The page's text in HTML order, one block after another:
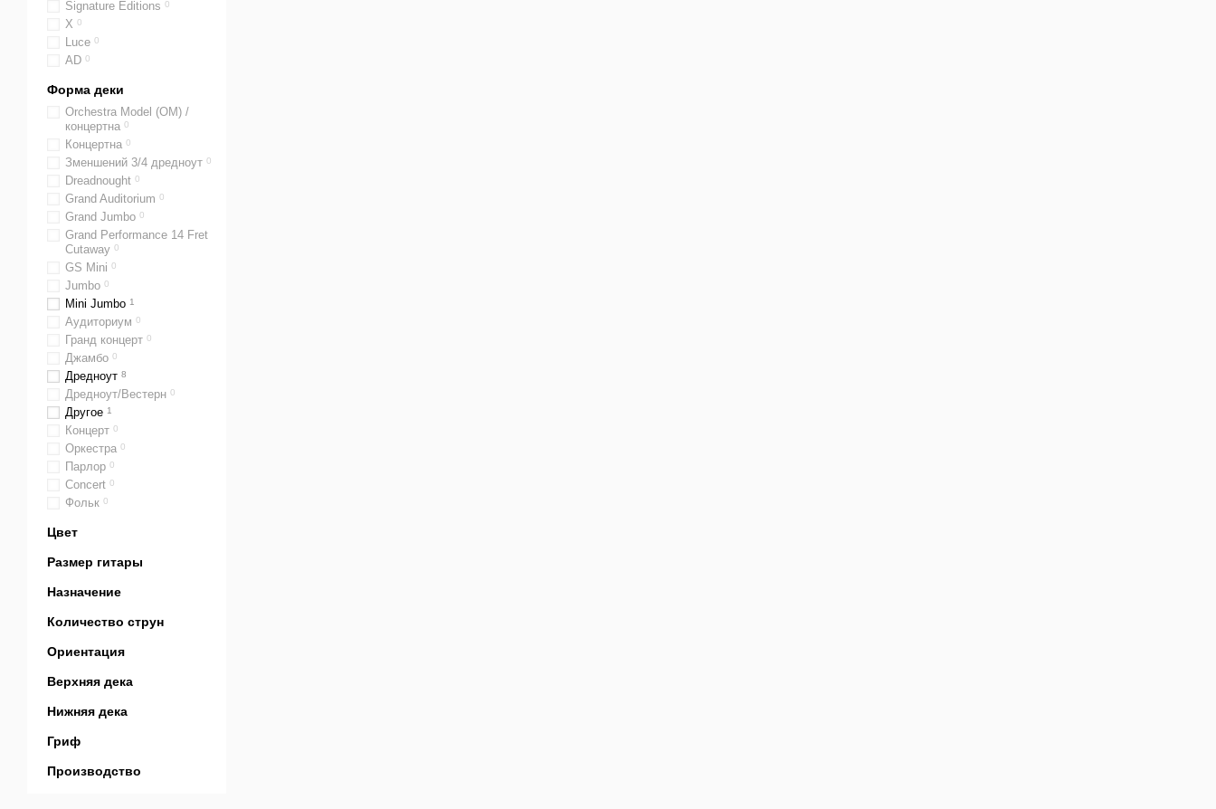
Signature Editions 0
Х 0
Luce 0
AD 0
Форма деки
Orchestra Model (OM) /
концертна 0
Концертна 0
Зменшений 3/4 дредноут 0
Dreadnought 0
Grand Auditorium 0
Grand Jumbo 0
Grand Performance 14 Fret
Cutaway 0
GS Mini 0
Jumbo 0
Mini Jumbo 1
Аудиториум 0
Гранд концерт 0
Джамбо 0
Дредноут 8
Дредноут/Вестерн 0
Другое 1
Концерт 0
Оркестра 0
Парлор 0
Сoncert 0
Фольк 0
Цвет
Размер гитары
Назначение
Количество струн
Ориентация
Верхняя дека
Нижняя дека
Гриф
Производство